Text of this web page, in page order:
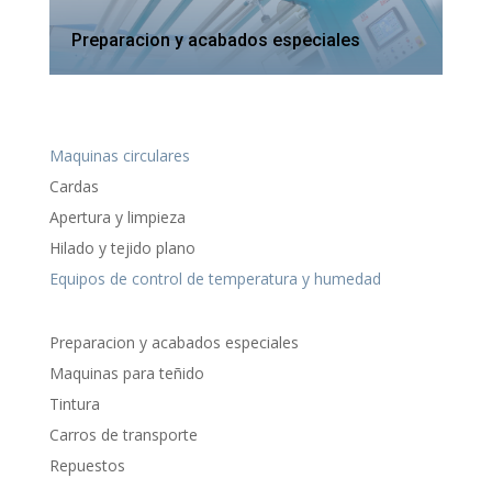
Preparacion y acabados especiales
Maquinas circulares
Cardas
Apertura y limpieza
Hilado y tejido plano
Equipos de control de temperatura y humedad
Preparacion y acabados especiales
Maquinas para teñido
Tintura
Carros de transporte
Repuestos